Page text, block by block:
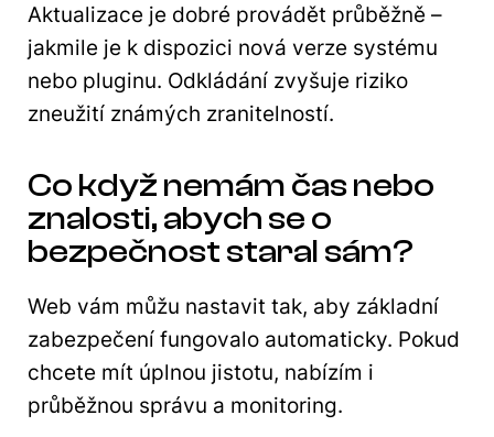
Aktualizace je dobré provádět průběžně –
jakmile je k dispozici nová verze systému
nebo pluginu. Odkládání zvyšuje riziko
zneužití známých zranitelností.
Co když nemám čas nebo
znalosti, abych se o
bezpečnost staral sám?
Web vám můžu nastavit tak, aby základní
zabezpečení fungovalo automaticky. Pokud
chcete mít úplnou jistotu, nabízím i
průběžnou správu a monitoring.